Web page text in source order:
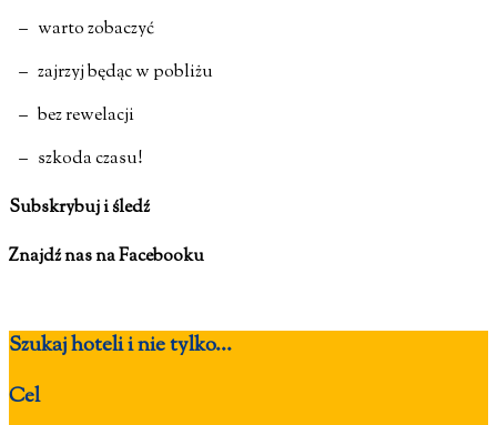
– warto zobaczyć
– zajrzyj będąc w pobliżu
– bez rewelacji
– szkoda czasu!
Subskrybuj i śledź
Znajdź nas na Facebooku
Szukaj hoteli i nie tylko...
Cel